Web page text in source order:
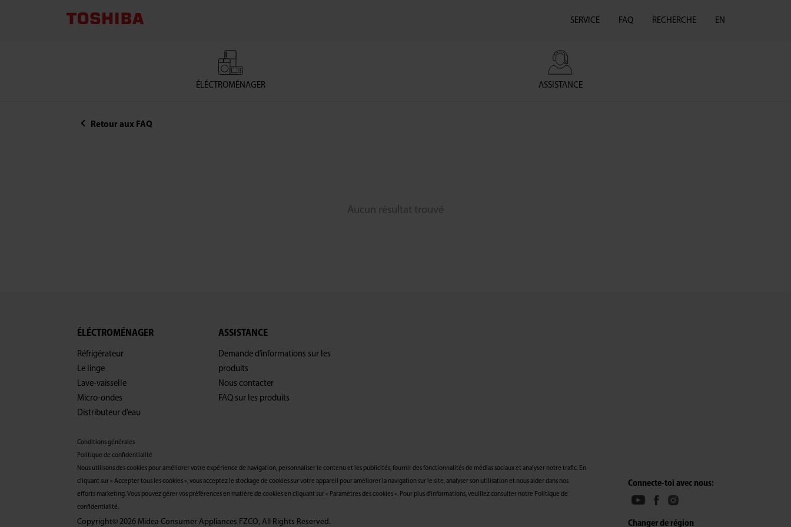
ÉLÉCTROMÉNAGER ASSISTANCE
SERVICE FAQ RECHERCHE EN
Retour aux FAQ
Aucun résultat trouvé
ÉLÉCTROMÉNAGER
Réfrigérateur
Le linge
Lave-vaisselle
Micro-ondes
Distributeur d’eau
ASSISTANCE
Demande d’informations sur les
produits
Nous contacter
FAQ sur les produits
Conditions générales
Politique de confidentialité
Nous utilisons des cookies pour améliorer votre expérience de navigation, personnaliser le contenu et les publicités, fournir des fonctionnalités de médias sociaux et analyser notre trafic. En
cliquant sur « Accepter tous les cookies », vous acceptez le stockage de cookies sur votre appareil pour améliorer la navigation sur le site, analyser son utilisation et nous aider dans nos
efforts marketing. Vous pouvez gérer vos préférences en matière de cookies en cliquant sur « Paramètres des cookies ». Pour plus d'informations, veuillez consulter notre Politique de
confidentialité.
Copyright© 2026 Midea Consumer Appliances FZCO, All Rights Reserved.
Connecte-toi avec nous:
Changer de région